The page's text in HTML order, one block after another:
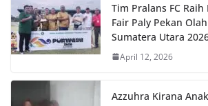
Tim Pralans FC
Fair Paly Pekan
Sumatera Utara
April 12, 2026
Azzuhra Kirana